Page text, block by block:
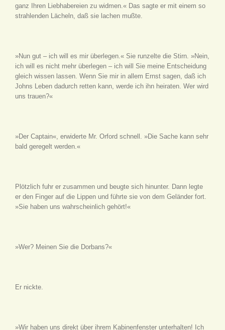
ganz Ihren Liebhabereien zu widmen.« Das sagte er mit einem so
strahlenden Lächeln, daß sie lachen mußte.
»Nun gut – ich will es mir überlegen.« Sie runzelte die Stirn. »Nein,
ich will es nicht mehr überlegen – ich will Sie meine Entscheidung
gleich wissen lassen. Wenn Sie mir in allem Ernst sagen, daß ich
Johns Leben dadurch retten kann, werde ich ihn heiraten. Wer wird
uns trauen?«
»Der Captain«, erwiderte Mr. Orford schnell. »Die Sache kann sehr
bald geregelt werden.«
Plötzlich fuhr er zusammen und beugte sich hinunter. Dann legte
er den Finger auf die Lippen und führte sie von dem Geländer fort.
»Sie haben uns wahrscheinlich gehört!«
»Wer? Meinen Sie die Dorbans?«
Er nickte.
»Wir haben uns direkt über ihrem Kabinenfenster unterhalten! Ich